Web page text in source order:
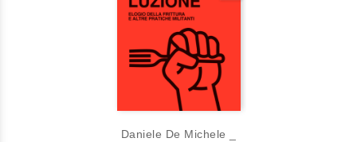
Daniele De Michele _